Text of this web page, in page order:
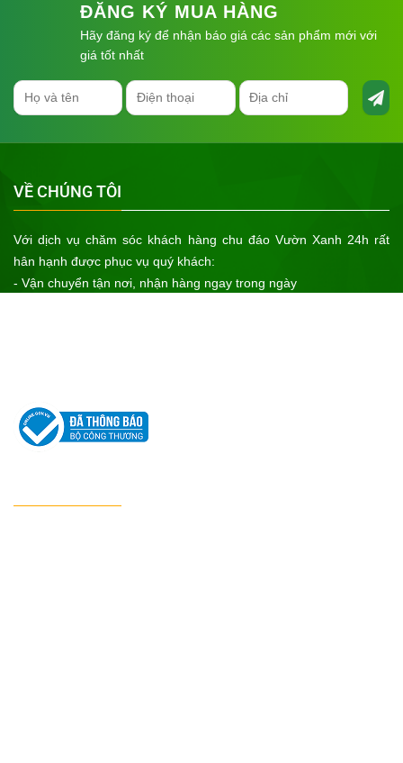
ĐĂNG KÝ MUA HÀNG
Hãy đăng ký để nhận báo giá các sản phẩm mới với
giá tốt nhất
VỀ CHÚNG TÔI
Với dịch vụ chăm sóc khách hàng chu đáo Vườn Xanh 24h rất
hân hạnh được phục vụ quý khách:
- Vận chuyển tận nơi, nhận hàng ngay trong ngày